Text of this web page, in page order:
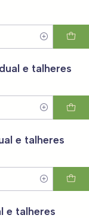
e talheres
e talheres
e talheres